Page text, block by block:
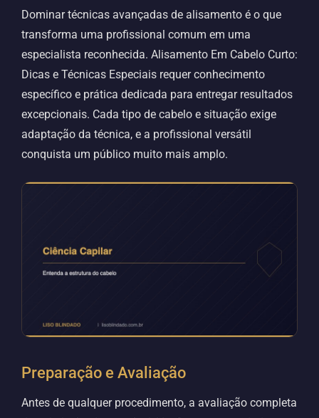
Dominar técnicas avançadas de alisamento é o que
transforma uma profissional comum em uma
especialista reconhecida. Alisamento Em Cabelo Curto:
Dicas e Técnicas Especiais requer conhecimento
específico e prática dedicada para entregar resultados
excepcionais. Cada tipo de cabelo e situação exige
adaptação da técnica, e a profissional versátil
conquista um público muito mais amplo.
Preparação e Avaliação
Antes de qualquer procedimento, a avaliação completa